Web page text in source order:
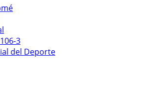
3
del Deporte